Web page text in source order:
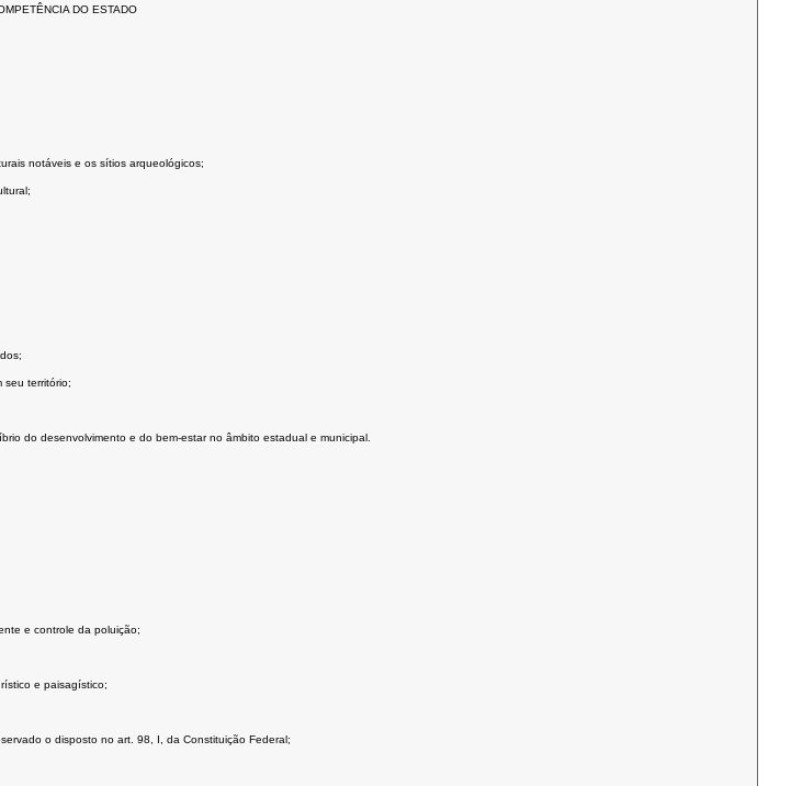
DO ESTADO
notáveis e os sítios arqueológicos;
seu território;
do desenvolvimento e do bem-estar no âmbito estadual e municipal.
e controle da poluição;
e paisagístico;
o disposto no art. 98, I, da Constituição Federal;